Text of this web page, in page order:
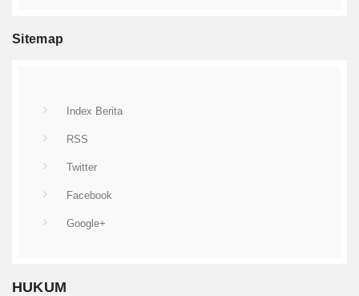
Sitemap
Index Berita
RSS
Twitter
Facebook
Google+
HUKUM